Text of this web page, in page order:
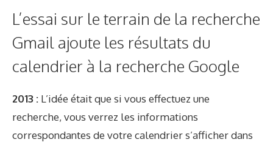
L’essai sur le terrain de la recherche
Gmail ajoute les résultats du
calendrier à la recherche Google
2013 : L’idée était que si vous effectuez une
recherche, vous verrez les informations
correspondantes de votre calendrier s’afficher dans